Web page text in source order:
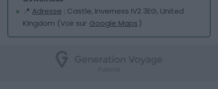
📍 Adresse : Castle, Inverness IV2 3EG, United
Kingdom (Voir sur Google Maps)